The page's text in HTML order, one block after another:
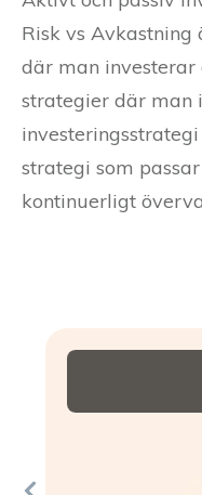
Risk vs
där man investerar
strategier där man
strategi som
kontinuerligt